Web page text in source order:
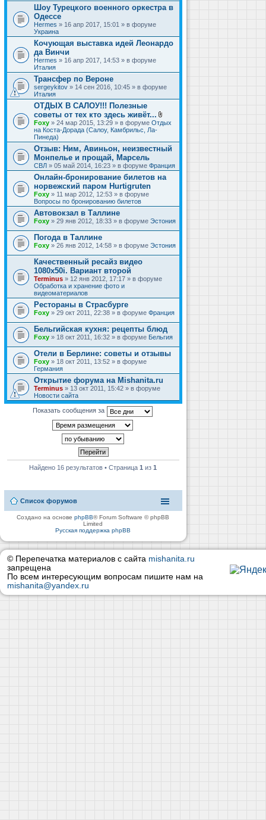
Шоу Турецкого военного оркестра в
Одессе
Hermes » 16 апр 2017, 15:01 » в форуме
Украина
Кочующая выставка идей Леонардо
да Винчи
Hermes » 16 апр 2017, 14:53 » в форуме
Италия
Трансфер по Вероне
sergeykitov » 14 сен 2016, 10:45 » в форуме
Италия
ОТДЫХ В САЛОУ!!! Полезные
советы от тех кто здесь живёт...
В
л
ж
е
и
я
Foxy » 24 мар 2015, 13:29 » в форуме Отдых
на Коста-Дорада (Салоу, Камбрильс, Ла-
Пинеда)
Отзыв: Ним, Авиньон, неизвестный
Монпелье и прощай, Марсель
СВЛ » 05 май 2014, 16:23 » в форуме Франция
Онлайн-бронирование билетов на
норвежский паром Hurtigruten
Foxy » 11 мар 2012, 12:53 » в форуме
Вопросы по бронированию билетов
Автовокзал в Таллине
Foxy » 29 янв 2012, 18:33 » в форуме Эстония
Погода в Таллине
Foxy » 26 янв 2012, 14:58 » в форуме Эстония
Качественный ресайз видео
1080x50i. Вариант второй
Terminus » 12 янв 2012, 17:17 » в форуме
Обработка и хранение фото и
видеоматериалов
Рестораны в Страсбурге
Foxy » 29 окт 2011, 22:38 » в форуме Франция
Бельгийская кухня: рецепты блюд
Foxy » 18 окт 2011, 16:32 » в форуме Бельгия
Отели в Берлине: советы и отзывы
Foxy » 18 окт 2011, 13:52 » в форуме
Германия
Открытие форума на Mishanita.ru
Terminus » 13 окт 2011, 15:42 » в форуме
Новости сайта
Показать сообщения за
Найдено 16 результатов • Страница1 из1
Список форумов
Создано на основеphpBB® Forum Software © phpBB
Limited
Русская поддержка phpBB
© Перепечатка материалов с сайта mishanita.ru
запрещена
По всем интересующим вопросам пишите нам на
mishanita@yandex.ru